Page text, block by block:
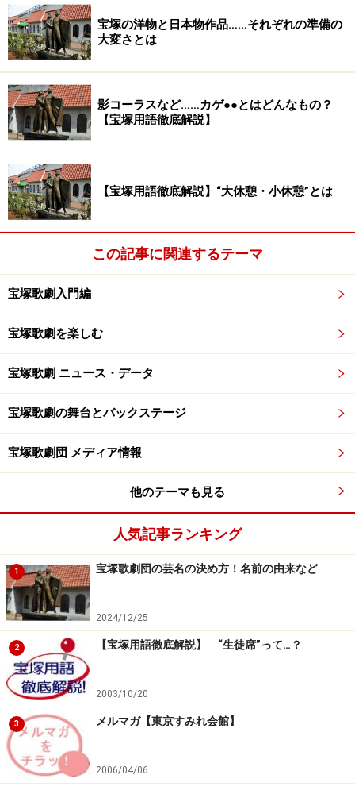
宝塚の洋物と日本物作品……それぞれの準備の
大変さとは
影コーラスなど……カゲ●●とはどんなもの？
【宝塚用語徹底解説】
【宝塚用語徹底解説】“大休憩・小休憩”とは
この記事に関連するテーマ
宝塚歌劇入門編
宝塚歌劇を楽しむ
宝塚歌劇 ニュース・データ
宝塚歌劇の舞台とバックステージ
宝塚歌劇団 メディア情報
他のテーマも見る
人気記事ランキング
1 宝塚歌劇団の芸名の決め方！名前の由来など
2024/12/25
2 【宝塚用語徹底解説】 “生徒席”って…？
2003/10/20
3 メルマガ【東京すみれ会館】
2006/04/06